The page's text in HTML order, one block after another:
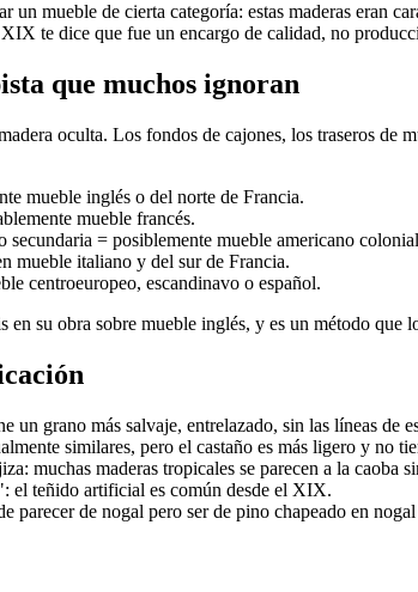
un mueble de cierta categoría: estas maderas eran
te dice que fue un encargo de calidad, no
que muchos ignoran
oculta. Los fondos de cajones, los traseros
mueble inglés o del norte de Francia.
mueble francés.
secundaria = posiblemente mueble americano
mueble italiano y del sur de Francia.
centroeuropeo, escandinavo o español.
en su obra sobre mueble inglés, y es un método
un grano más salvaje, entrelazado, sin las líneas de
similares, pero el castaño es más ligero y no
muchas maderas tropicales se parecen a la caoba
el teñido artificial es común desde el XIX.
parecer de nogal pero ser de pino chapeado en